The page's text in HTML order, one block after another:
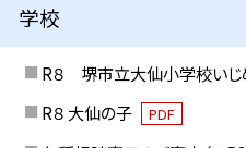
学校
R８ 堺市立大仙小学校い
R８ 大仙の子 PDF